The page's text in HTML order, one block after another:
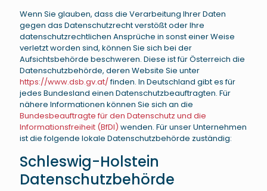
Wenn Sie glauben, dass die Verarbeitung Ihrer Daten
gegen das Datenschutzrecht verstößt oder Ihre
datenschutzrechtlichen Ansprüche in sonst einer Weise
verletzt worden sind, können Sie sich bei der
Aufsichtsbehörde beschweren. Diese ist für Österreich die
Datenschutzbehörde, deren Website Sie unter
https://www.dsb.gv.at/finden. In Deutschland gibt es für
jedes Bundesland einen Datenschutzbeauftragten. Für
nähere Informationen können Sie sich an die
Bundesbeauftragte für den Datenschutz und die
Informationsfreiheit (BfDI) wenden. Für unser Unternehmen
ist die folgende lokale Datenschutzbehörde zuständig:
Schleswig-Holstein
Datenschutzbehörde